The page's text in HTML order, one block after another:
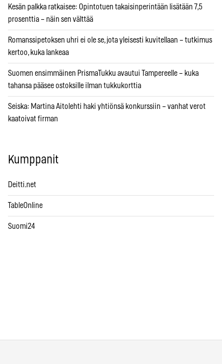
Kesän palkka ratkaisee: Opintotuen takaisinperintään lisätään 7,5
prosenttia – näin sen välttää
Romanssipetoksen uhri ei ole se, jota yleisesti kuvitellaan – tutkimus
kertoo, kuka lankeaa
Suomen ensimmäinen PrismaTukku avautui Tampereelle – kuka
tahansa pääsee ostoksille ilman tukkukorttia
Seiska: Martina Aitolehti haki yhtiönsä konkurssiin – vanhat verot
kaatoivat firman
Kumppanit
Deitti.net
TableOnline
Suomi24